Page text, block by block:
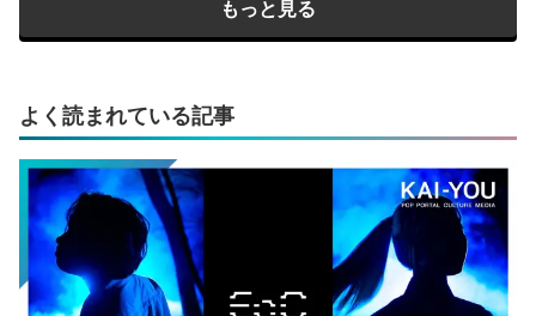
もっと見る
よく読まれている記事